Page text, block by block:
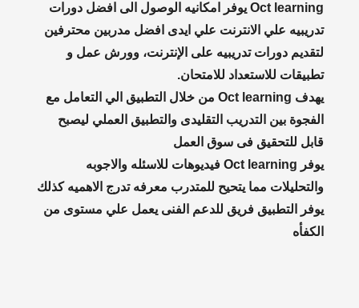
Oct learning يوفر امكانيه الوصول الى افضل دورات
تدريبيه علي الانترنت علي ايدى افضل مدربين محترفين
لتقديم دورات تدريبيه على الإنترنت، وورش عمل و
تطبيقات للاستعداد للامتحان.
يهدف Oct learning من خلال التطبيق الي التعامل مع
الفجوة بين التدريب التقليدى والتطبيق العملي ليصبح
قابل للتحقيق فى سوق العمل
يوفر Oct learning فيديوهات للاسئله والاجوبه
والتحليلات مما يتحيح للمتدرب معرفه تدرج الاهميه كذلك
يوفر التطبيق فريق للدعم الفنى يعمل علي مستوى من
الكفأه